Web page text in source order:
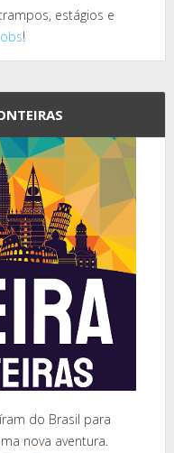
estágios e
!
do Brasil para
nova aventura.